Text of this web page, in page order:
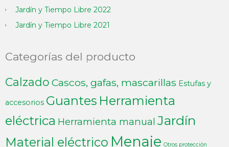
Jardín y Tiempo Libre 2022
Jardín y Tiempo Libre 2021
Categorías del producto
Calzado Cascos, gafas, mascarillas Estufas y
accesorios Guantes Herramienta
eléctrica Herramienta manual Jardín
Material eléctrico Menaje Otros protección